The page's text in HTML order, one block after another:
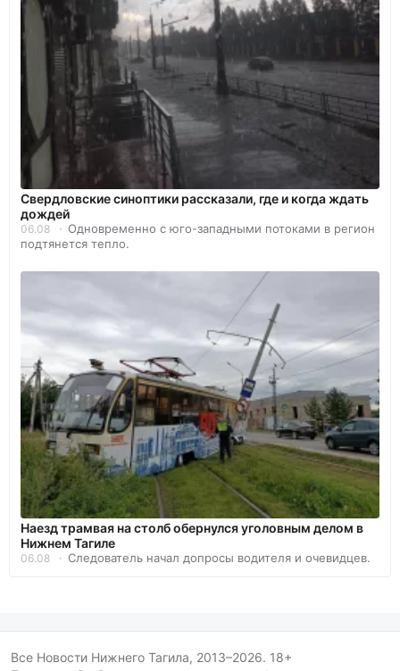
Свердловские синоптики рассказали, где и когда ждать
дождей
06.08
Одновременно с юго-западными потоками в регион
подтянется тепло.
Наезд трамвая на столб обернулся уголовным делом в
Нижнем Тагиле
06.08 Следователь начал допросы водителя и очевидцев.
Все Новости Нижнего Тагила, 2013–2026. 18+